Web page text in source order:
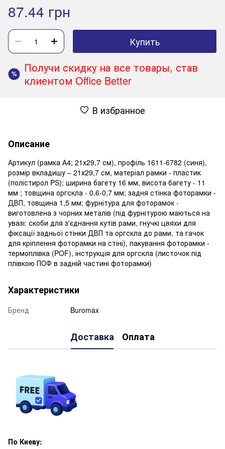
87.44 грн
Купить
%
Получи скидку на все товары, став
клиентом Office Better
В избранное
Описание
Артикул (рамка А4; 21х29,7 см), профіль 1611-6782 (синя),
розмір вкладишу – 21х29,7 см, матеріал рамки - пластик
(полістирол PS); ширина багету 16 мм, висота багету - 11
мм ; товщина оргскла - 0,6-0,7 мм; задня стінка фоторамки -
ДВП, товщина 1,5 мм; фурнітура для фоторамок -
виготовлена з чорних металів (під фурнітурою маються на
увазі: скоби для з'єднання кутів рами, гнучкі цвяхи для
фіксації задньої стінки ДВП та оргскла до рами, та гачок
для кріплення фоторамки на стіні), пакування фоторамки -
термоплівка (POF), інструкція для оргскла (листочок під
плівкою ПОФ в задній частині фоторамки)
Характеристики
Бренд Buromax
Доставка Оплата
По Киеву: